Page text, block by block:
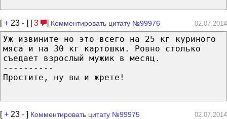
[+ 23 - ] [3 ] Комментировать цитату №99976 02.07.2014
Уж извините но это всего на 25 кг куриного
мяса и на 30 кг картошки. Ровно столько
съедает взрослый мужик в месяц.
----------
Простите, ну вы и жрете!
[+ 23 - ] Комментировать цитату №99975 02.07.2014